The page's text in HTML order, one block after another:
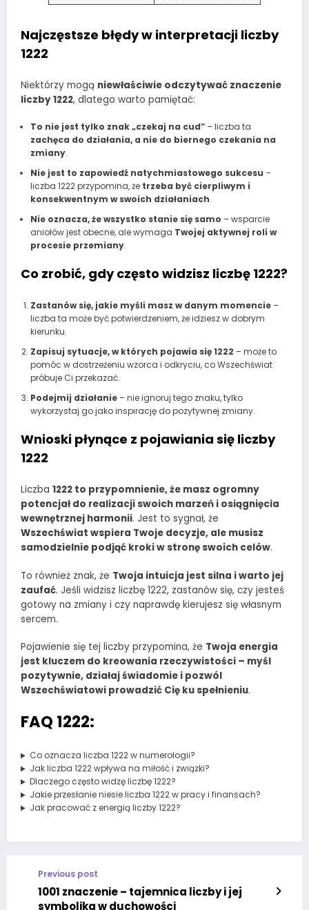
Najczęstsze błędy w interpretacji liczby
1222
Niektórzy mogą niewłaściwie odczytywać znaczenie
liczby 1222, dlatego warto pamiętać:
To nie jest tylko znak „czekaj na cud”– liczba ta
zachęca do działania, a nie do biernego czekania na
zmiany.
Nie jest to zapowiedź natychmiastowego sukcesu –
liczba 1222 przypomina, że trzeba być cierpliwym i
konsekwentnym w swoich działaniach.
Nie oznacza, że wszystko stanie się samo – wsparcie
aniołów jest obecne, ale wymaga Twojej aktywnej roli w
procesie przemiany.
Co zrobić, gdy często widzisz liczbę 1222?
Zastanów się, jakie myśli masz w danym momencie–
liczba ta może być potwierdzeniem, że idziesz w dobrym
kierunku.
Zapisuj sytuacje, w których pojawia się 1222 – może to
pomóc w dostrzeżeniu wzorca i odkryciu, co Wszechświat
próbuje Ci przekazać.
Podejmij działanie– nie ignoruj tego znaku, tylko
wykorzystaj go jako inspirację do pozytywnej zmiany.
Wnioski płynące z pojawiania się liczby
1222
Liczba 1222 to przypomnienie, że masz ogromny
potencjał do realizacji swoich marzeń i osiągnięcia
wewnętrznej harmonii. Jest to sygnał, że
Wszechświat wspiera Twoje decyzje, ale musisz
samodzielnie podjąć kroki w stronę swoich celów.
To również znak, że Twoja intuicja jest silna i warto jej
zaufać. Jeśli widzisz liczbę 1222, zastanów się, czy jesteś
gotowy na zmiany i czy naprawdę kierujesz się własnym
sercem.
Pojawienie się tej liczby przypomina, że Twoja energia
jest kluczem do kreowania rzeczywistości – myśl
pozytywnie, działaj świadomie i pozwól
Wszechświatowi prowadzić Cię ku spełnieniu.
FAQ 1222:
Co oznacza liczba 1222 w numerologii?
Jak liczba 1222 wpływa na miłość i związki?
Dlaczego często widzę liczbę 1222?
Jakie przesłanie niesie liczba 1222 w pracy i finansach?
Jak pracować z energią liczby 1222?
Previous post
1001 znaczenie – tajemnica liczby i jej
symbolika w duchowości